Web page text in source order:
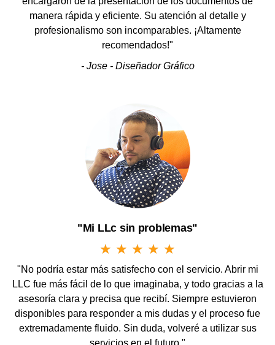
"Mi LLc sin problemas"
★ ★ ★ ★ ★
"No podría estar más satisfecho con el servicio. Abrir mi
LLC fue más fácil de lo que imaginaba, y todo gracias a la
asesoría clara y precisa que recibí. Siempre estuvieron
disponibles para responder a mis dudas y el proceso fue
servicios en el futuro."
- Nacho. - Programador